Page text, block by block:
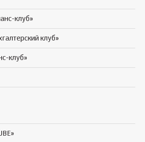
клуб»
клуб»
клуб»